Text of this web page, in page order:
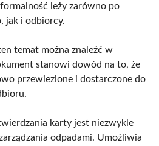
leży zarówno po
jak i odbiorcy.
temat można znaleźć w
stanowi dowód na to, że
przewiezione i dostarczone do
karty jest niezwykle
odpadami. Umożliwia